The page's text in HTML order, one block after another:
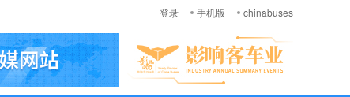
登录 手机版 chinabuses